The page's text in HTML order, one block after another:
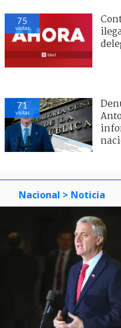
75
visitas
71
visitas
Nacional > Noticia